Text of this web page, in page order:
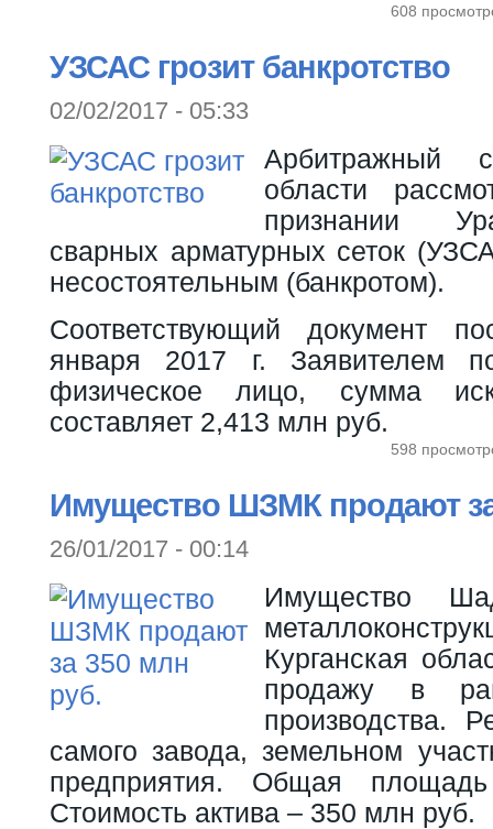
608
УЗСАС грозит банкротство
02/02/2017 - 05:33
Арбитражный
области
признании
сварных арматурных сеток
несостоятельным (банкротом).
Соответствующий документ
января 2017 г. Заявителем
физическое лицо, сумма
составляет 2,413 млн руб.
598
Имущество ШЗМК продают
26/01/2017 - 00:14
Имущество
Курганская
продажу в
производства.
самого завода, земельном
предприятия. Общая
Стоимость актива – 350 млн руб.